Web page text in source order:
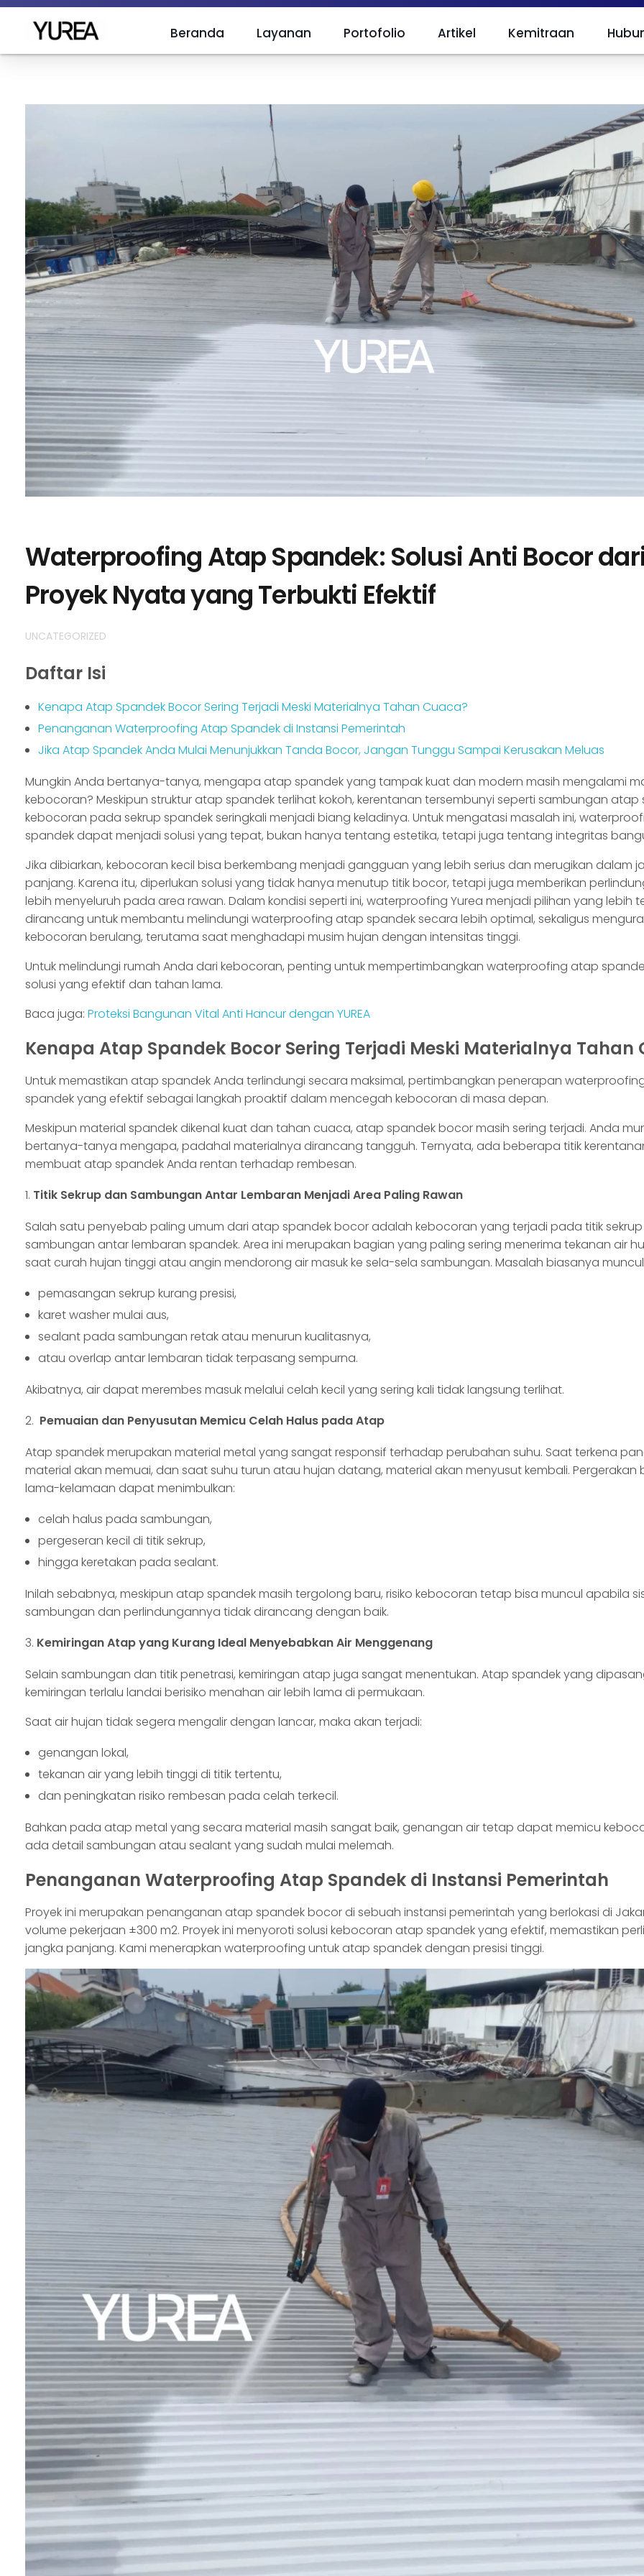
Yurea Indonesia
Beranda Layanan Portofolio Artikel Kemitraan
Waterproofing Atap Spandek: Solusi Anti Bocor
Proyek Nyata yang Terbukti Efektif
UNCATEGORIZED
Daftar Isi
Kenapa Atap Spandek Bocor Sering Terjadi Meski Materialnya Tahan Cuaca?
Penanganan Waterproofing Atap Spandek di Instansi Pemerintah
Jika Atap Spandek Anda Mulai Menunjukkan Tanda Bocor, Jangan Tunggu Sampai Kerusakan Meluas
Mungkin Anda bertanya-tanya, mengapa atap spandek yang tampak kuat dan modern masih mengalami
kebocoran? Meskipun struktur atap spandek terlihat kokoh, kerentanan tersembunyi seperti sambungan
kebocoran pada sekrup spandek seringkali menjadi biang keladinya. Untuk mengatasi masalah ini,
spandek dapat menjadi solusi yang tepat, bukan hanya tentang estetika, tetapi juga tentang integritas
Jika dibiarkan, kebocoran kecil bisa berkembang menjadi gangguan yang lebih serius dan merugikan dalam
panjang. Karena itu, diperlukan solusi yang tidak hanya menutup titik bocor, tetapi juga memberikan
lebih menyeluruh pada area rawan. Dalam kondisi seperti ini, waterproofing Yurea menjadi pilihan yang lebih
dirancang untuk membantu melindungi waterproofing atap spandek secara lebih optimal, sekaligus
kebocoran berulang, terutama saat menghadapi musim hujan dengan intensitas tinggi.
Untuk melindungi rumah Anda dari kebocoran, penting untuk mempertimbangkan waterproofing atap
solusi yang efektif dan tahan lama.
Baca juga: Proteksi Bangunan Vital Anti Hancur dengan YUREA
Kenapa Atap Spandek Bocor Sering Terjadi Meski Materialnya Tahan
Untuk memastikan atap spandek Anda terlindungi secara maksimal, pertimbangkan penerapan
spandek yang efektif sebagai langkah proaktif dalam mencegah kebocoran di masa depan.
Meskipun material spandek dikenal kuat dan tahan cuaca, atap spandek bocor masih sering terjadi. Anda
bertanya-tanya mengapa, padahal materialnya dirancang tangguh. Ternyata, ada beberapa titik
membuat atap spandek Anda rentan terhadap rembesan.
Titik Sekrup dan Sambungan Antar Lembaran Menjadi Area Paling Rawan
Salah satu penyebab paling umum dari atap spandek bocor adalah kebocoran yang terjadi pada titik
sambungan antar lembaran spandek. Area ini merupakan bagian yang paling sering menerima tekanan air
saat curah hujan tinggi atau angin mendorong air masuk ke sela-sela sambungan. Masalah biasanya muncul
pemasangan sekrup kurang presisi,
karet washer mulai aus,
sealant pada sambungan retak atau menurun kualitasnya,
atau overlap antar lembaran tidak terpasang sempurna.
Akibatnya, air dapat merembes masuk melalui celah kecil yang sering kali tidak langsung terlihat.
Pemuaian dan Penyusutan Memicu Celah Halus pada Atap
Atap spandek merupakan material metal yang sangat responsif terhadap perubahan suhu. Saat terkena
material akan memuai, dan saat suhu turun atau hujan datang, material akan menyusut kembali. Pergerakan
lama-kelamaan dapat menimbulkan:
celah halus pada sambungan,
pergeseran kecil di titik sekrup,
hingga keretakan pada sealant.
Inilah sebabnya, meskipun atap spandek masih tergolong baru, risiko kebocoran tetap bisa muncul apabila
sambungan dan perlindungannya tidak dirancang dengan baik.
Kemiringan Atap yang Kurang Ideal Menyebabkan Air Menggenang
Selain sambungan dan titik penetrasi, kemiringan atap juga sangat menentukan. Atap spandek yang
kemiringan terlalu landai berisiko menahan air lebih lama di permukaan.
Saat air hujan tidak segera mengalir dengan lancar, maka akan terjadi:
genangan lokal,
tekanan air yang lebih tinggi di titik tertentu,
dan peningkatan risiko rembesan pada celah terkecil.
Bahkan pada atap metal yang secara material masih sangat baik, genangan air tetap dapat memicu
ada detail sambungan atau sealant yang sudah mulai melemah.
Penanganan Waterproofing Atap Spandek di Instansi Pemerintah
Proyek ini merupakan penanganan atap spandek bocor di sebuah instansi pemerintah yang berlokasi di
volume pekerjaan ±300 m2. Proyek ini menyoroti solusi kebocoran atap spandek yang efektif, memastikan
jangka panjang. Kami menerapkan waterproofing untuk atap spandek dengan presisi tinggi.